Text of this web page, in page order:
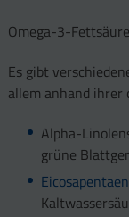
Omega-3-
Es gibt
allem anhand
Alpha-
grüne